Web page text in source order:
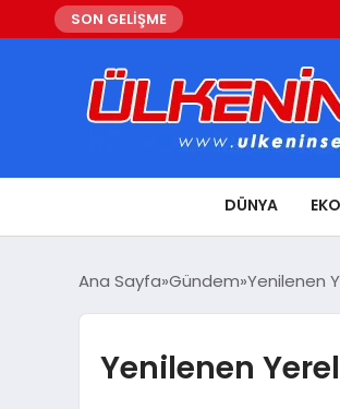
SON GELİŞME
DÜNYA
Ana Sayfa Gündem Yenilenen
Yenilenen